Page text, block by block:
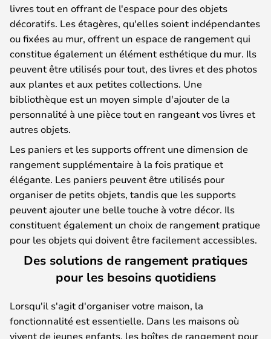
livres tout en offrant de l'espace pour des objets
décoratifs. Les étagères, qu'elles soient indépendantes
ou fixées au mur, offrent un espace de rangement qui
constitue également un élément esthétique du mur. Ils
peuvent être utilisés pour tout, des livres et des photos
aux plantes et aux petites collections. Une
bibliothèque est un moyen simple d'ajouter de la
personnalité à une pièce tout en rangeant vos livres et
autres objets.
Les paniers et les supports offrent une dimension de
rangement supplémentaire à la fois pratique et
élégante. Les paniers peuvent être utilisés pour
organiser de petits objets, tandis que les supports
peuvent ajouter une belle touche à votre décor. Ils
constituent également un choix de rangement pratique
pour les objets qui doivent être facilement accessibles.
Des solutions de rangement pratiques
pour les besoins quotidiens
Lorsqu'il s'agit d'organiser votre maison, la
fonctionnalité est essentielle. Dans les maisons où
vivent de jeunes enfants, les boîtes de rangement pour